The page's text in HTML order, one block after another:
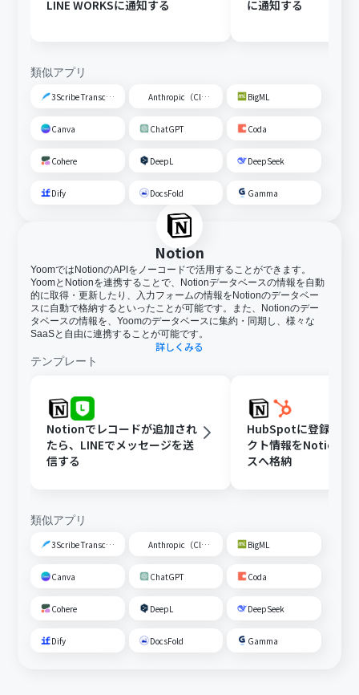
LINE WORKSに通知する に通知する
類似アプリ
3Scribe Transcription Anthropic（Claude） BigML
Canva ChatGPT Coda
Cohere DeepL DeepSeek
Dify DocsFold Gamma
Notion
YoomではNotionのAPIをノーコードで活用することができます。
YoomとNotionを連携することで、Notionデータベースの情報を自動
的に取得・更新したり、入力フォームの情報をNotionのデータベー
スに自動で格納するといったことが可能です。また、Notionのデー
タベースの情報を、Yoomのデータベースに集約・同期し、様々な
SaaSと自由に連携することが可能です。
詳しくみる
テンプレート
Notionでレコードが追加され
たら、LINEでメッセージを送
信する
HubSpotに登録され
クト情報をNotionデ
スへ格納
類似アプリ
3Scribe Transcription Anthropic（Claude） BigML
Canva ChatGPT Coda
Cohere DeepL DeepSeek
Dify DocsFold Gamma